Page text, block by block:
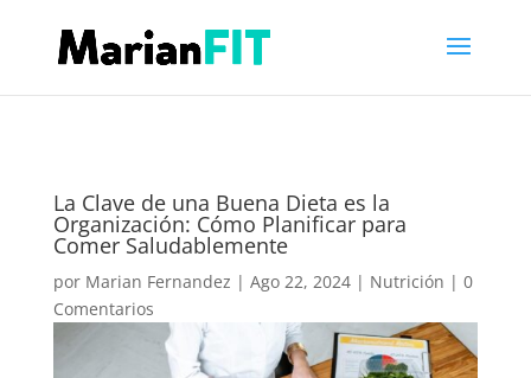
La Clave de una Buena Dieta es la
Organización: Cómo Planificar para
Comer Saludablemente
por Marian Fernandez | Ago 22, 2024| Nutrición | 0
Comentarios